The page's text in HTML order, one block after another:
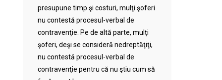
presupune timp şi costuri, mulţi şoferi
nu contestă procesul-verbal de
contravenţie. Pe de altă parte, mulţi
şoferi, deşi se consideră nedreptăţiţi,
nu contestă procesul-verbal de
contravenţie pentru că nu ştiu cum să